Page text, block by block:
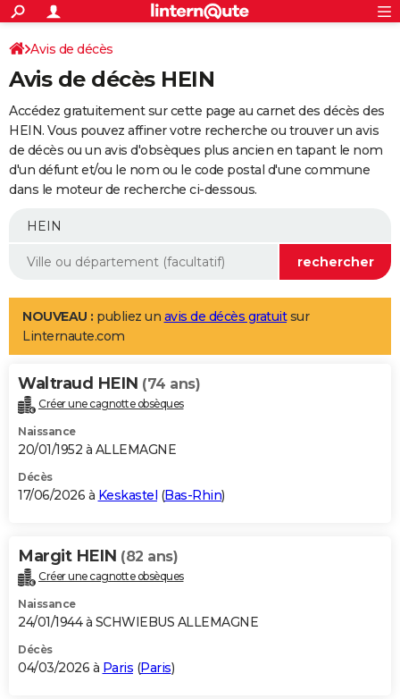
ACTUALITÉS
Politique
Société
Faits Divers
Education
Monde
Villes
+
SPORT
Coupe du monde 2026
Football
Tennis
Cyclisme
Rugby
Forum
Programme TV
TNT
Streaming
Cinéma
Sorties cinéma
Musique
+
FINANCE
Retraite
Impôts
Epargne
Immobilier
Risques naturels par ville
Banque
Assurance
Crédit
AUTO
Essais
Réserver un essai
Citadines
Berlines
SUV
Forum auto
+
Mobiles
Meilleur smartphone
Internet
Ordinateurs
Jeux vidéo
Guide high-tech
Aménagement intérieur
LIFESTYLE
Art de vivre
Bien-être
Loisirs
Mode
Modes de vie
Alimentation
Guide de la santé
Maladies
Médicaments
Sommeil
VOYAGE
Destinations
City break
Voyage nature
Voyage de noces
Forum
Climat
+PHOTO
GUIDES D'ACHAT
BONS PLANS
Carte de Noël
Carte Bonne année
Carte Saint-Valentin
Carte Pâques
Carte d'anniversaire
DICTIONNAIRE
Dictionnaire
Biographies
Citations
Expressions
Proverbes
PROGRAMME TV
S'inscrire
Se connecter
Lycées
Collèges
Primaires
Universités
Entreprises
Service militaire
Avis de recherche
AVIS DE DÉCÈS
Avis de décès
Avis de décès HEIN
Accédez gratuitement sur cette page au carnet des décès des
HEIN. Vous pouvez affiner votre recherche ou trouver un avis
de décès ou un avis d'obsèques plus ancien en tapant le nom
d'un défunt et/ou le nom ou le code postal d'une commune
dans le moteur de recherche ci-dessous.
NOUVEAU : publiez un avis de décès gratuitsur
Linternaute.com
Waltraud HEIN (74 ans)
Créer une cagnotte obsèques
Naissance
20/01/1952 à ALLEMAGNE
Décès
17/06/2026 à Keskastel (Bas-Rhin)
Margit HEIN (82 ans)
Créer une cagnotte obsèques
Naissance
24/01/1944 à SCHWIEBUS ALLEMAGNE
Décès
04/03/2026 à Paris (Paris)